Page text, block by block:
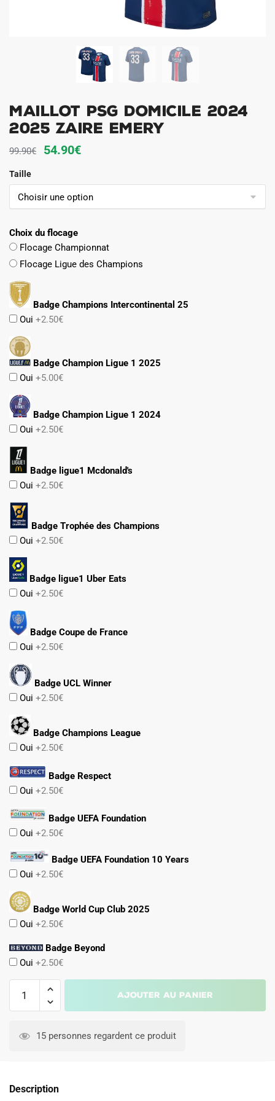
Maillot PSG Domicile 2024
2025 Zaire Emery
99.90€
Le
initial
était :
54.90€Le
actuel
est :
Taille
Choix du flocage
Flocage Championnat
Flocage Ligue des Champions
Badge Champions Intercontinental 25
Oui +2.50€
Badge Champion Ligue 1 2025
Oui +5.00€
Badge Champion Ligue 1 2024
Oui +2.50€
Badge ligue1 Mcdonald's
Oui +2.50€
Badge Trophée des Champions
Oui +2.50€
Badge ligue1 Uber Eats
Oui +2.50€
Badge Coupe de France
Oui +2.50€
Badge UCL Winner
Oui +2.50€
Badge Champions League
Oui +2.50€
Badge Respect
Oui +2.50€
Badge UEFA Foundation
Oui +2.50€
Badge UEFA Foundation 10 Years
Oui +2.50€
Badge World Cup Club 2025
Oui +2.50€
Badge Beyond
Oui +2.50€
PSG
Zaire
Ajouter au panier
n
15 personnes regardent ce produit
Description